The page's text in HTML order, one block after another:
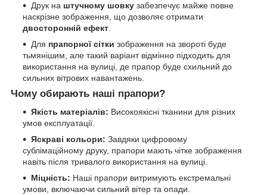
Друк на штучному шовку забезпечує майже повне
наскрізне зображення, що дозволяє отримати
двосторонній ефект.
Для прапорної сітки зображення на звороті буде
тьмянішим, але такий варіант відмінно підходить для
використання на вулиці, де прапор буде схильний до
сильних вітрових навантажень.
Чому обирають наші прапори?
Якість матеріалів: Високоякісні тканини для різних
умов експлуатації.
Яскраві кольори: Завдяки цифровому
сублімаційному друку, прапори мають чітке зображення
навіть після тривалого використання на вулиці.
Міцність: Наші прапори витримують екстремальні
умови, включаючи сильний вітер та опади.